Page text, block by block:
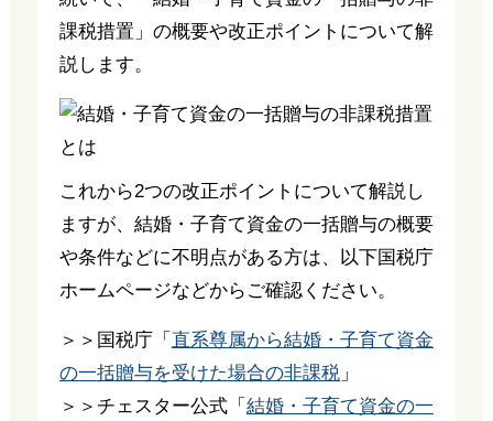
課税措置」の概要や改正ポイントについて解
説します。
これから2つの改正ポイントについて解説し
ますが、結婚・子育て資金の一括贈与の概要
や条件などに不明点がある方は、以下国税庁
ホームページなどからご確認ください。
＞＞国税庁「 直系尊属から結婚・子育て資金
の一括贈与を受けた場合の非課税」
＞＞チェスター公式「 結婚・子育て資金の一